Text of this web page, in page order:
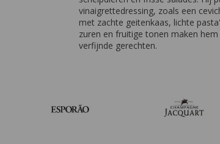
vinaigrettedressing, zoals een
met zachte geitenkaas, lichte
zuren en fruitige tonen maken
verfijnde gerechten.